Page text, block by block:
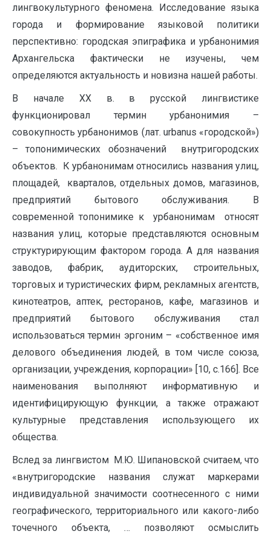
лингвокультурного феномена. Исследование языка
города и формирование языковой политики
перспективно: городская эпиграфика и урбанонимия
Архангельска фактически не изучены, чем
определяются актуальность и новизна нашей работы.
В начале XX в. в русской лингвистике
функционировал термин урбанонимия –
совокупность урбанонимов (лат. urbanus «городской»)
– топонимических обозначений внутригородских
объектов. К урбанонимам относились названия улиц,
площадей, кварталов, отдельных домов, магазинов,
предприятий бытового обслуживания. В
современной топонимике к урбанонимам относят
названия улиц, которые представляются основным
структурирующим фактором города. А для названия
заводов, фабрик, аудиторских, строительных,
торговых и туристических фирм, рекламных агентств,
кинотеатров, аптек, ресторанов, кафе, магазинов и
предприятий бытового обслуживания стал
использоваться термин эргоним – «собственное имя
делового объединения людей, в том числе союза,
организации, учреждения, корпорации» [10, с.166]. Все
наименования выполняют информативную и
идентифицирующую функции, а также отражают
культурные представления использующего их
общества.
Вслед за лингвистом М.Ю. Шипановской считаем, что
«внутригородские названия служат маркерами
индивидуальной значимости соотнесенного с ними
географического, территориального или какого-либо
точечного объекта, … позволяют осмыслить